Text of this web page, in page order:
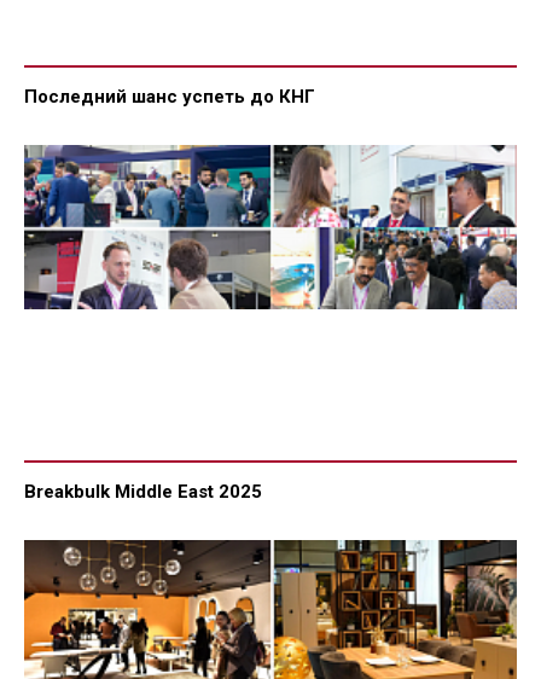
Последний шанс успеть до КНГ
Breakbulk Middle East 2025